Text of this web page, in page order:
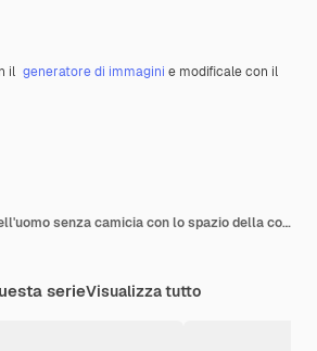
il generatore di immagini e modificale con il
Vista laterale dell'uomo senza camicia con lo spazio della copia
serieVisualizza tutto